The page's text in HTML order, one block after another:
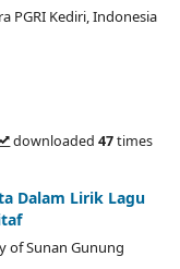
PGRI Kediri,Indonesia
downloaded 47times
Dalam Lirik Lagu
of Sunan Gunung